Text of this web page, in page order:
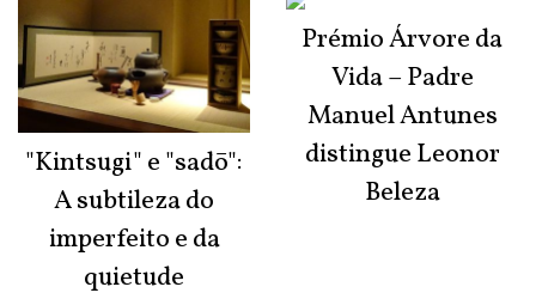
"Kintsugi" e "sadō":
A subtileza do
imperfeito e da
quietude
Prémio Árvore da
Vida – Padre
Manuel Antunes
distingue Leonor
Beleza